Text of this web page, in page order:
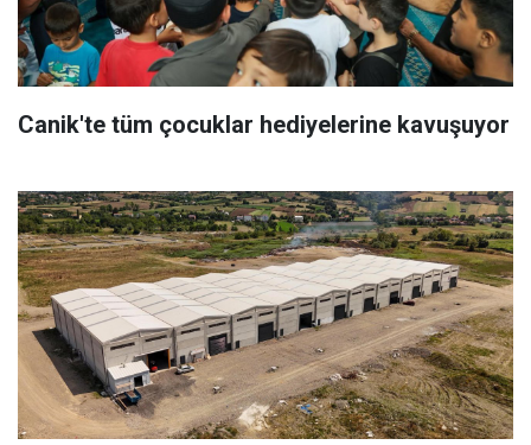
Canik'te tüm çocuklar hediyelerine kavuşuyor